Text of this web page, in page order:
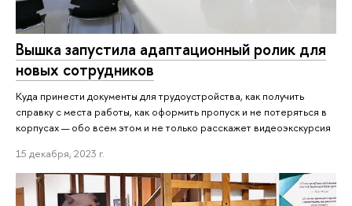
Вышка запустила адаптационный ролик для
новых сотрудников
Куда принести документы для трудоустройства, как получить
справку с места работы, как оформить пропуск и не потеряться в
корпусах — обо всем этом и не только расскажет видеоэкскурсия
15 декабря, 2023 г.